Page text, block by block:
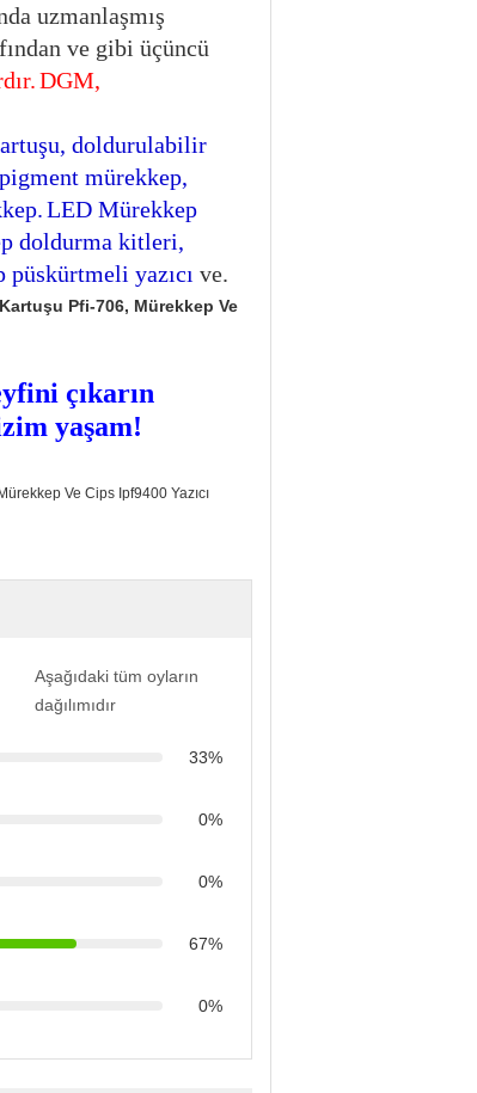
uzmanlaşmış
ve gibi üçüncü
DGM,
doldurulabilir
mürekkep,
LED Mürekkep
doldurma kitleri,
yazıcı ve.
çıkarın
yaşam!
Aşağıdaki tüm oyların
dağılımıdır
33%
0%
0%
67%
0%